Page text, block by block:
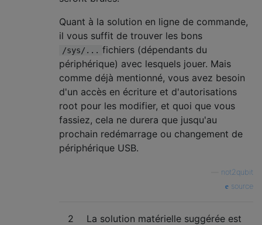
Quant à la solution en ligne de commande,
il vous suffit de trouver les bons
/sys/... fichiers (dépendants du
périphérique) avec lesquels jouer. Mais
comme déjà mentionné, vous avez besoin
d'un accès en écriture et d'autorisations
root pour les modifier, et quoi que vous
fassiez, cela ne durera que jusqu'au
prochain redémarrage ou changement de
périphérique USB.
not2qubit
source
2
La solution matérielle suggérée est